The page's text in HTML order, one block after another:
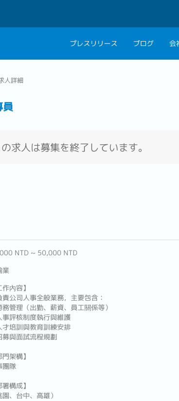
プレスリリース ブログ 会
人詳細
員
求人は募集を終了しています。
NTD ~ 50,000 NTD
業
作內容】
責公司人事全般業務，主要包含：
務管理（出勤、薪資、員工關係等）
事評核制度執行與維護
才培訓與教育訓練安排
募與面試流程規劃
門架構】
團隊
署構成】
園、台中、高雄）